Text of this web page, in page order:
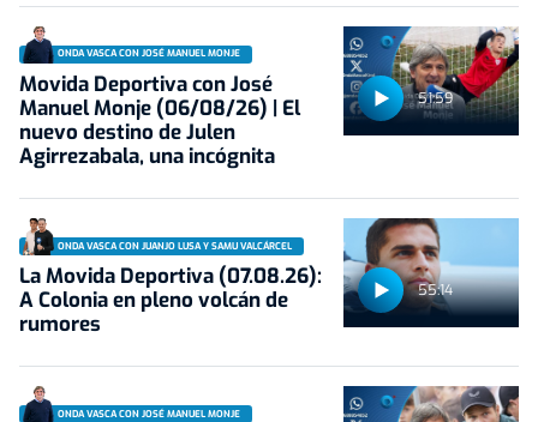
51:59
ONDA VASCA CON JOSÉ MANUEL MONJE
Movida Deportiva con José
Manuel Monje (06/08/26) | El
nuevo destino de Julen
Agirrezabala, una incógnita
55:14
ONDA VASCA CON JUANJO LUSA Y SAMU VALCÁRCEL
La Movida Deportiva (07.08.26):
A Colonia en pleno volcán de
rumores
ONDA VASCA CON JOSÉ MANUEL MONJE